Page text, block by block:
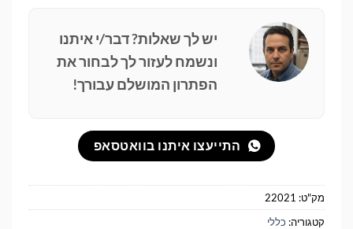
יש לך שאלות? דבר/י איתנו
ונשמח לעזור לך לבחור את
הפתרון המושלם עבורך!
התייעצו איתנו בוואטסאפ
מק"ט: 22021
קטגוריה: כללי